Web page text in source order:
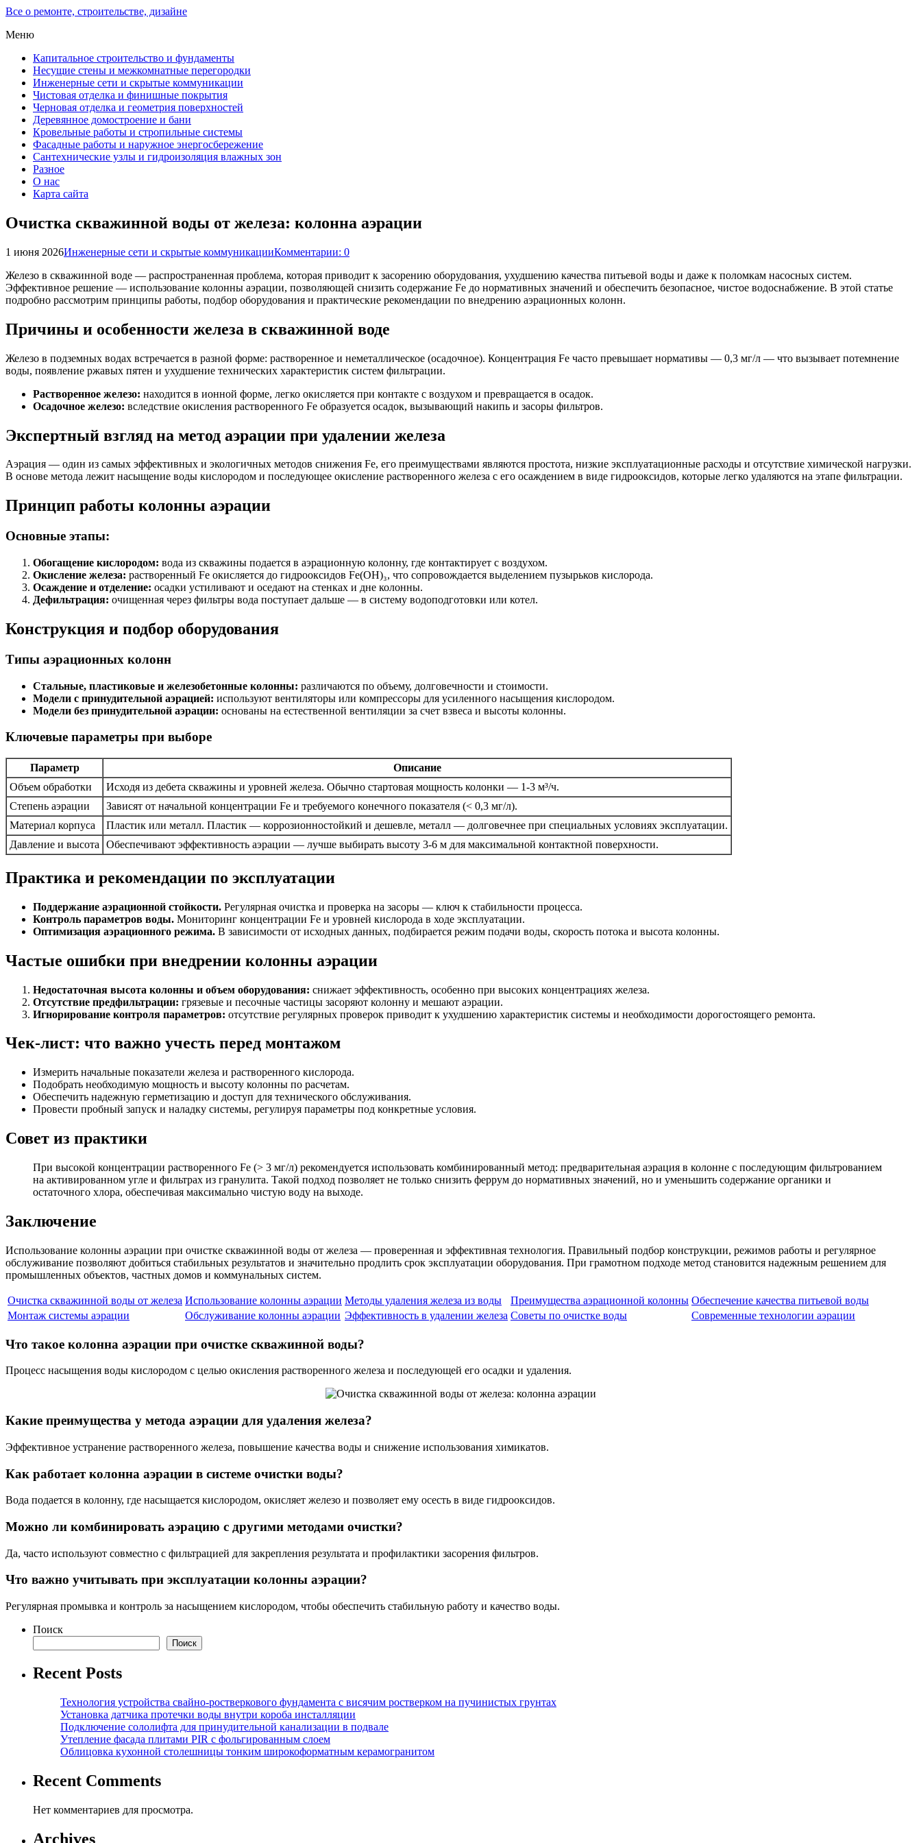
Все о ремонте, строительстве, дизайне
Меню
Капитальное строительство и фундаменты
Несущие стены и межкомнатные перегородки
Инженерные сети и скрытые коммуникации
Чистовая отделка и финишные покрытия
Черновая отделка и геометрия поверхностей
Деревянное домостроение и бани
Кровельные работы и стропильные системы
Фасадные работы и наружное энергосбережение
Сантехнические узлы и гидроизоляция влажных зон
Разное
О нас
Карта сайта
Очистка скважинной воды от железа: колонна аэрации
1 июня 2026Инженерные сети и скрытые коммуникацииКомментарии: 0
Железо в скважинной воде — распространенная проблема, которая приводит к засорению оборудования, ухудшению качества питьевой воды и даже к поломкам насосных систем.
Эффективное решение — использование колонны аэрации, позволяющей снизить содержание Fe до нормативных значений и обеспечить безопасное, чистое водоснабжение. В этой статье
подробно рассмотрим принципы работы, подбор оборудования и практические рекомендации по внедрению аэрационных колонн.
Причины и особенности железа в скважинной воде
Железо в подземных водах встречается в разной форме: растворенное и неметаллическое (осадочное). Концентрация Fe часто превышает нормативы — 0,3 мг/л — что вызывает потемнение
воды, появление ржавых пятен и ухудшение технических характеристик систем фильтрации.
Растворенное железо: находится в ионной форме, легко окисляется при контакте с воздухом и превращается в осадок.
Осадочное железо: вследствие окисления растворенного Fe образуется осадок, вызывающий накипь и засоры фильтров.
Экспертный взгляд на метод аэрации при удалении железа
Аэрация — один из самых эффективных и экологичных методов снижения Fe, его преимуществами являются простота, низкие эксплуатационные расходы и отсутствие химической нагрузки.
В основе метода лежит насыщение воды кислородом и последующее окисление растворенного железа с его осаждением в виде гидрооксидов, которые легко удаляются на этапе фильтрации.
Принцип работы колонны аэрации
Основные этапы:
Обогащение кислородом: вода из скважины подается в аэрационную колонну, где контактирует с воздухом.
Окисление железа: растворенный Fe окисляется до гидрооксидов Fe(OH)₃, что сопровождается выделением пузырьков кислорода.
Осаждение и отделение: осадки устиливают и оседают на стенках и дне колонны.
Дефильтрация: очищенная через фильтры вода поступает дальше — в систему водоподготовки или котел.
Конструкция и подбор оборудования
Типы аэрационных колонн
Стальные, пластиковые и железобетонные колонны: различаются по объему, долговечности и стоимости.
Модели с принудительной аэрацией: используют вентиляторы или компрессоры для усиленного насыщения кислородом.
Модели без принудительной аэрации: основаны на естественной вентиляции за счет взвеса и высоты колонны.
Ключевые параметры при выборе
Параметр
Описание
Объем обработки
Исходя из дебета скважины и уровней железа. Обычно стартовая мощность колонки — 1-3 м³/ч.
Степень аэрации
Зависят от начальной концентрации Fe и требуемого конечного показателя (< 0,3 мг/л).
Материал корпуса
Пластик или металл. Пластик — коррозионностойкий и дешевле, металл — долговечнее при специальных условиях эксплуатации.
Давление и высота
Обеспечивают эффективность аэрации — лучше выбирать высоту 3-6 м для максимальной контактной поверхности.
Практика и рекомендации по эксплуатации
Поддержание аэрационной стойкости. Регулярная очистка и проверка на засоры — ключ к стабильности процесса.
Контроль параметров воды. Мониторинг концентрации Fe и уровней кислорода в ходе эксплуатации.
Оптимизация аэрационного режима. В зависимости от исходных данных, подбирается режим подачи воды, скорость потока и высота колонны.
Частые ошибки при внедрении колонны аэрации
Недостаточная высота колонны и объем оборудования: снижает эффективность, особенно при высоких концентрациях железа.
Отсутствие предфильтрации: грязевые и песочные частицы засоряют колонну и мешают аэрации.
Игнорирование контроля параметров: отсутствие регулярных проверок приводит к ухудшению характеристик системы и необходимости дорогостоящего ремонта.
Чек-лист: что важно учесть перед монтажом
Измерить начальные показатели железа и растворенного кислорода.
Подобрать необходимую мощность и высоту колонны по расчетам.
Обеспечить надежную герметизацию и доступ для технического обслуживания.
Провести пробный запуск и наладку системы, регулируя параметры под конкретные условия.
Совет из практики
При высокой концентрации растворенного Fe (> 3 мг/л) рекомендуется использовать комбинированный метод: предварительная аэрация в колонне с последующим фильтрованием
на активированном угле и фильтрах из гранулита. Такой подход позволяет не только снизить феррум до нормативных значений, но и уменьшить содержание органики и
остаточного хлора, обеспечивая максимально чистую воду на выходе.
Заключение
Использование колонны аэрации при очистке скважинной воды от железа — проверенная и эффективная технология. Правильный подбор конструкции, режимов работы и регулярное
обслуживание позволяют добиться стабильных результатов и значительно продлить срок эксплуатации оборудования. При грамотном подходе метод становится надежным решением для
промышленных объектов, частных домов и коммунальных систем.
Очистка скважинной воды от железа Использование колонны аэрации Методы удаления железа из воды Преимущества аэрационной колонны Обеспечение качества питьевой воды
Монтаж системы аэрации
Обслуживание колонны аэрации Эффективность в удалении железа Советы по очистке воды Современные технологии аэрации
Что такое колонна аэрации при очистке скважинной воды?
Процесс насыщения воды кислородом с целью окисления растворенного железа и последующей его осадки и удаления.
Какие преимущества у метода аэрации для удаления железа?
Эффективное устранение растворенного железа, повышение качества воды и снижение использования химикатов.
Как работает колонна аэрации в системе очистки воды?
Вода подается в колонну, где насыщается кислородом, окисляет железо и позволяет ему осесть в виде гидрооксидов.
Можно ли комбинировать аэрацию с другими методами очистки?
Да, часто используют совместно с фильтрацией для закрепления результата и профилактики засорения фильтров.
Что важно учитывать при эксплуатации колонны аэрации?
Регулярная промывка и контроль за насыщением кислородом, чтобы обеспечить стабильную работу и качество воды.
Поиск
Поиск
Recent Posts
Технология устройства свайно-ростверкового фундамента с висячим ростверком на пучинистых грунтах
Установка датчика протечки воды внутри короба инсталляции
Подключение сололифта для принудительной канализации в подвале
Утепление фасада плитами PIR с фольгированным слоем
Облицовка кухонной столешницы тонким широкоформатным керамогранитом
Recent Comments
Нет комментариев для просмотра.
Archives